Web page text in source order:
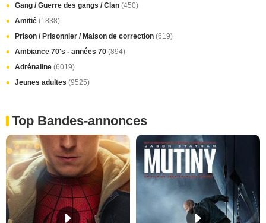
Gang / Guerre des gangs / Clan (450)
Amitié (1838)
Prison / Prisonnier / Maison de correction (619)
Ambiance 70's - années 70 (894)
Adrénaline (6019)
Jeunes adultes (9525)
Top Bandes-annonces